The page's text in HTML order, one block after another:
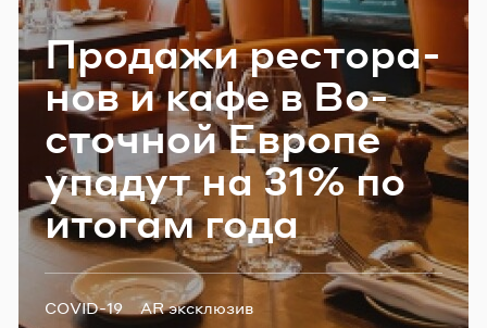
Про­да­жи ре­сто­ра­
нов и кафе в Во­
сточ­ной Ев­ро­пе
упа­дут на 31% по
ито­гам года
Теги:
COVID-19
AR эксклюзив
Email
Пароль
Забыли пароль?
ВОЙТИ